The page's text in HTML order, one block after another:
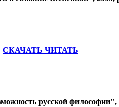
СКАЧАТЬ ЧИТАТЬ
русской